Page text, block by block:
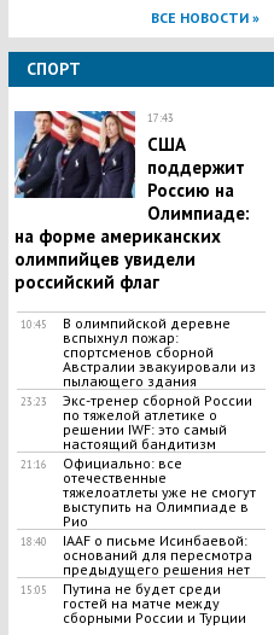
ВСЕ НОВОСТИ »
СПОРТ
17:43
США
поддержит
Россию на
Олимпиаде:
на форме американских
олимпийцев увидели
российский флаг
10:45
​В олимпийской деревне
вспыхнул пожар:
спортсменов сборной
Австралии эвакуировали из
пылающего здания
23:23
Экс-тренер сборной России
по тяжелой атлетике о
решении IWF: это самый
настоящий бандитизм
21:16
Официально: все
отечественные
тяжелоатлеты уже не смогут
выступить на Олимпиаде в
Рио
18:40
IAAF о письме Исинбаевой:
оснований для пересмотра
предыдущего решения нет
15:05
Путина не будет среди
гостей на матче между
сборными России и Турции